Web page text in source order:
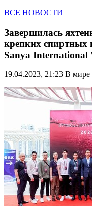
ВСЕ НОВОСТИ
Завершилась
крепких спиртных
Sanya International
19.04.2023, 21:23 В мире